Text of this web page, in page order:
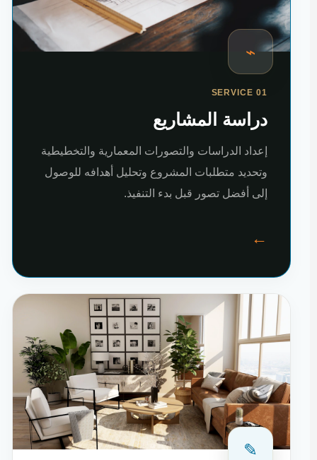
⌁
SERVICE 01
دراسة المشاريع
إعداد الدراسات والتصورات المعمارية والتخطيطية
وتحديد متطلبات المشروع وتحليل أهدافه للوصول
إلى أفضل تصور قبل بدء التنفيذ.
←
✎